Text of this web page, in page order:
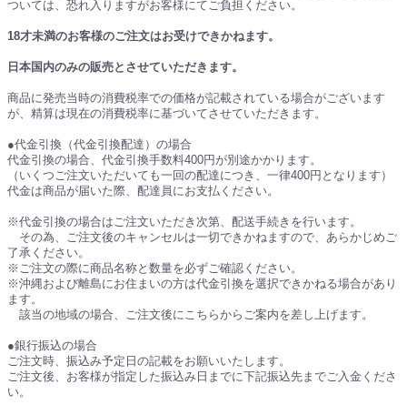
ついては、恐れ入りますがお客様にてご負担ください。
18才未満のお客様のご注文はお受けできかねます。
日本国内のみの販売とさせていただきます。
商品に発売当時の消費税率での価格が記載されている場合がございます
が、精算は現在の消費税率に基づいてさせていただきます。
●代金引換（代金引換配達）の場合
代金引換の場合、代金引換手数料400円が別途かかります。
（いくつご注文いただいても一回の配達につき、一律400円となります）
代金は商品が届いた際、配達員にお支払ください。
※代金引換の場合はご注文いただき次第、配送手続きを行います。
その為、ご注文後のキャンセルは一切できかねますので、あらかじめご
了承ください。
※ご注文の際に商品名称と数量を必ずご確認ください。
※沖縄および離島にお住まいの方は代金引換を選択できかねる場合があり
ます。
該当の地域の場合、ご注文後にこちらからご案内を差し上げます。
●銀行振込の場合
ご注文時、振込み予定日の記載をお願いいたします。
ご注文後、お客様が指定した振込み日までに下記振込先までご入金くださ
い。